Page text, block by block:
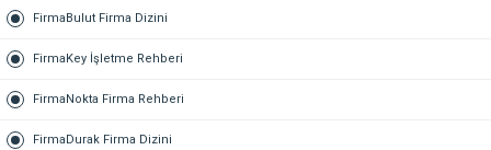
FirmaBulut Firma Dizini
FirmaKey İşletme Rehberi
FirmaNokta Firma Rehberi
FirmaDurak Firma Dizini